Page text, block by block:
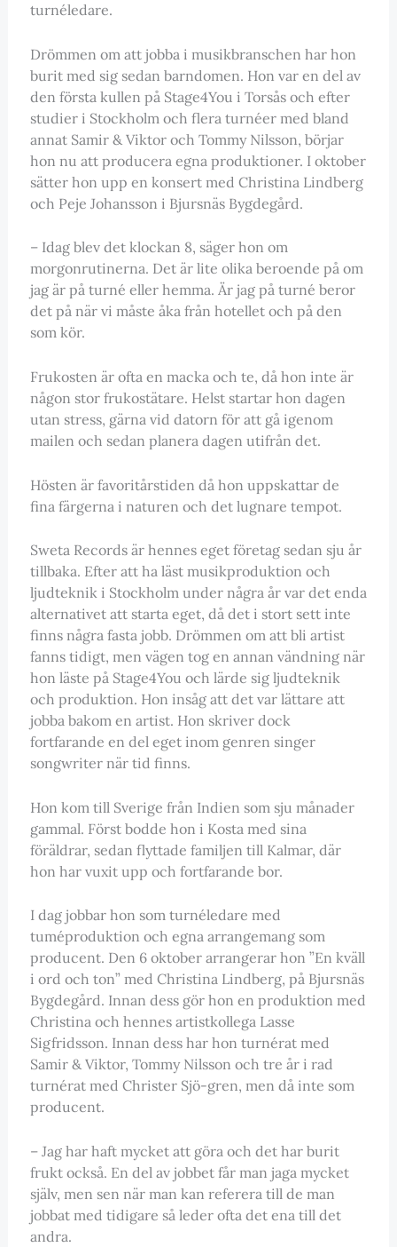
turnéledare.
Drömmen om att jobba i musikbranschen har hon
burit med sig sedan barndomen. Hon var en del av
den första kullen på Stage4You i Torsås och efter
studier i Stockholm och flera turnéer med bland
annat Samir & Viktor och Tommy Nilsson, börjar
hon nu att producera egna produktioner. I oktober
sätter hon upp en konsert med Christina Lindberg
och Peje Johansson i Bjursnäs Bygdegård.
– Idag blev det klockan 8, säger hon om
morgonrutinerna. Det är lite olika beroende på om
jag är på turné eller hemma. Är jag på turné beror
det på när vi måste åka från hotellet och på den
som kör.
Frukosten är ofta en macka och te, då hon inte är
någon stor frukostätare. Helst startar hon dagen
utan stress, gärna vid datorn för att gå igenom
mailen och sedan planera dagen utifrån det.
Hösten är favoritårstiden då hon uppskattar de
fina färgerna i naturen och det lugnare tempot.
Sweta Records är hennes eget företag sedan sju år
tillbaka. Efter att ha läst musikproduktion och
ljudteknik i Stockholm under några år var det enda
alternativet att starta eget, då det i stort sett inte
finns några fasta jobb. Drömmen om att bli artist
fanns tidigt, men vägen tog en annan vändning när
hon läste på Stage4You och lärde sig ljudteknik
och produktion. Hon insåg att det var lättare att
jobba bakom en artist. Hon skriver dock
fortfarande en del eget inom genren singer
songwriter när tid finns.
Hon kom till Sverige från Indien som sju månader
gammal. Först bodde hon i Kosta med sina
föräldrar, sedan flyttade familjen till Kalmar, där
hon har vuxit upp och fortfarande bor.
I dag jobbar hon som turnéledare med
tuméproduktion och egna arrangemang som
producent. Den 6 oktober arrangerar hon ”En kväll
i ord och ton” med Christina Lindberg, på Bjursnäs
Bygdegård. Innan dess gör hon en produktion med
Christina och hennes artistkollega Lasse
Sigfridsson. Innan dess har hon turnérat med
Samir & Viktor, Tommy Nilsson och tre år i rad
turnérat med Christer Sjö-gren, men då inte som
producent.
– Jag har haft mycket att göra och det har burit
frukt också. En del av jobbet får man jaga mycket
själv, men sen när man kan referera till de man
jobbat med tidigare så leder ofta det ena till det
andra.